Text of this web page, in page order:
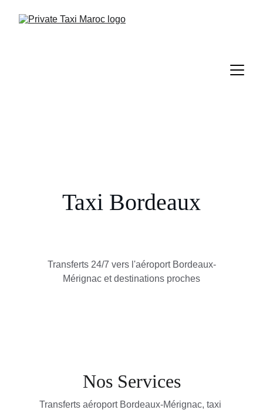
Taxi Bordeaux
Transferts 24/7 vers l'aéroport Bordeaux-
Mérignac et destinations proches
Nos Services
Transferts aéroport Bordeaux-Mérignac, taxi